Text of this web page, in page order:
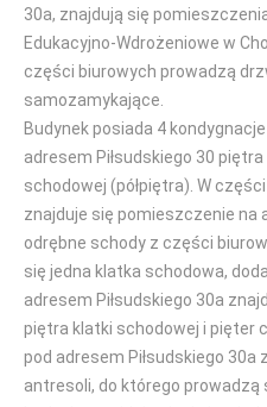
30a, znajdują się
Edukacyjno-Wdrożeniowe w
części biurowych prowadzą
samozamykające.
Budynek posiada 4
adresem Piłsudskiego 30
schodowej (półpiętra). W
znajduje się pomieszczenie na
odrębne schody z części
się jedna klatka schodowa,
adresem Piłsudskiego 30a
piętra klatki schodowej i pięter
pod adresem Piłsudskiego
antresoli, do którego prowadzą